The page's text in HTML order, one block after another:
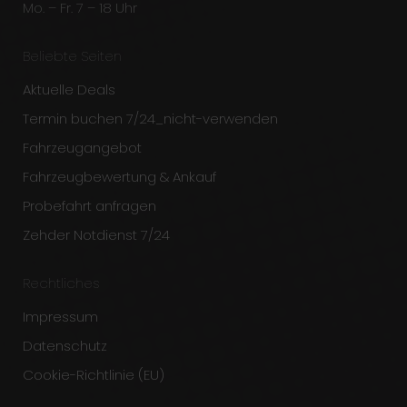
Mo. – Fr. 7 – 18 Uhr
Beliebte Seiten
Aktuelle Deals
Termin buchen 7/24_nicht-verwenden
Fahrzeugangebot
Fahrzeugbewertung & Ankauf
Probefahrt anfragen
Zehder Notdienst 7/24
Rechtliches
Impressum
Datenschutz
Cookie-Richtlinie (EU)